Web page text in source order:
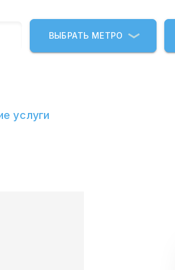
ВЫБРАТЬ МЕТРО
услуги